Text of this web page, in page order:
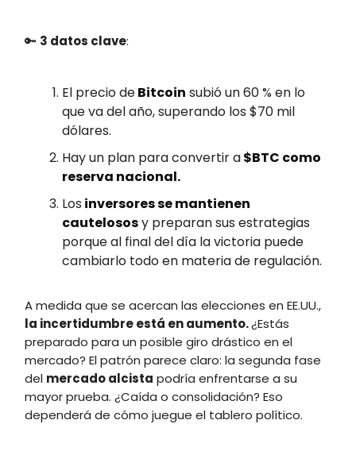
🔑 3 datos clave:
El precio deBitcoin subió un 60 % en lo
que va del año, superando los $70 mil
dólares.
Hay un plan para convertir a$BTC como
reserva nacional.
Los inversores se mantienen
cautelososy preparan sus estrategias
porque al final del día la victoria puede
cambiarlo todo en materia de regulación.
A medida que se acercan las elecciones en EE.UU.,
la incertidumbre está en aumento.¿Estás
preparado para un posible giro drástico en el
mercado? El patrón parece claro: la segunda fase
del mercado alcista podría enfrentarse a su
mayor prueba. ¿Caída o consolidación? Eso
dependerá de cómo juegue el tablero político.